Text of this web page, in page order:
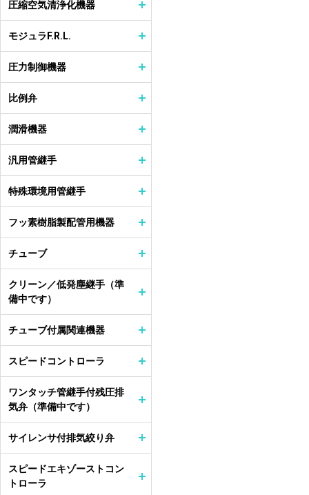
圧縮空気清浄化機器
モジュラF.R.L.
圧力制御機器
比例弁
潤滑機器
汎用管継手
特殊環境用管継手
フッ素樹脂製配管用機器
チューブ
クリーン／低発塵継手（準
備中です）
チューブ付属関連機器
スピードコントローラ
ワンタッチ管継手付残圧排
気弁（準備中です）
サイレンサ付排気絞り弁
スピードエキゾーストコン
トローラ